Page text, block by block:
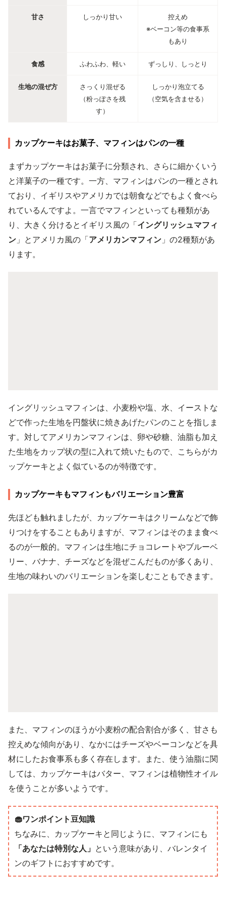
甘さ しっかり甘い
控えめ
※ベーコン等の食事系
もあり
食感 ふわふわ、軽い ずっしり、しっとり
生地の混ぜ方
さっくり混ぜる
（粉っぽさを残
す）
しっかり泡立てる
（空気を含ませる）
カップケーキはお菓子、マフィンはパンの一種
まずカップケーキはお菓子に分類され、さらに細かくいう
と洋菓子の一種です。一方、マフィンはパンの一種とされ
ており、イギリスやアメリカでは朝食などでもよく食べら
れているんですよ。一言でマフィンといっても種類があ
り、大きく分けるとイギリス風の「イングリッシュマフィ
ン 」とアメリカ風の「アメリカンマフィン 」の2種類があ
ります。
イングリッシュマフィンは、小麦粉や塩、水、イーストな
どで作った生地を円盤状に焼きあげたパンのことを指しま
す。対してアメリカンマフィンは、卵や砂糖、油脂も加え
た生地をカップ状の型に入れて焼いたもので、こちらがカ
ップケーキとよく似ているのが特徴です。
カップケーキもマフィンもバリエーション豊富
先ほども触れましたが、カップケーキはクリームなどで飾
りつけをすることもありますが、マフィンはそのまま食べ
るのが一般的。マフィンは生地にチョコレートやブルーベ
リー、バナナ、チーズなどを混ぜこんだものが多くあり、
生地の味わいのバリエーションを楽しむこともできます。
また、マフィンのほうが小麦粉の配合割合が多く、甘さも
控えめな傾向があり、なかにはチーズやベーコンなどを具
材にしたお食事系も多く存在します。また、使う油脂に関
しては、カップケーキはバター、マフィンは植物性オイル
を使うことが多いようです。
🧁ワンポイント豆知識
ちなみに、カップケーキと同じように、マフィンにも
「あなたは特別な人」 という意味があり、バレンタイ
ンのギフトにおすすめです。